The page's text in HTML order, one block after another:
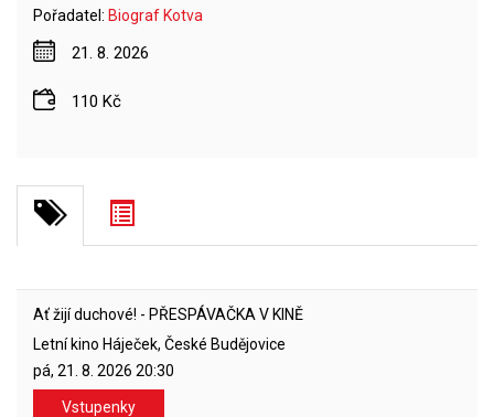
Pořadatel: Biograf Kotva
21. 8. 2026
110 Kč
Ať žijí duchové! - PŘESPÁVAČKA V KINĚ
Letní kino Háječek, České Budějovice
pá, 21. 8. 2026 20:30
Vstupenky